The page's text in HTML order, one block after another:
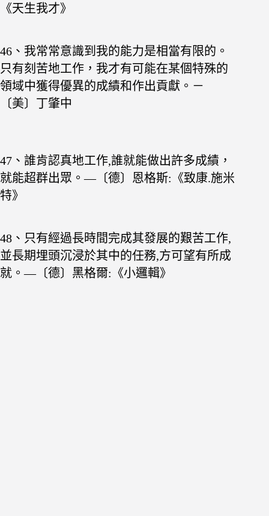
《天生我才》
46、我常常意識到我的能力是相當有限的。
只有刻苦地工作，我才有可能在某個特殊的
領域中獲得優異的成績和作出貢獻。－
〔美〕丁肇中
47、誰肯認真地工作,誰就能做出許多成績，
就能超群出眾。—〔德〕恩格斯:《致康.施米
特》
48、只有經過長時間完成其發展的艱苦工作,
並長期埋頭沉浸於其中的任務,方可望有所成
就。—〔德〕黑格爾:《小邏輯》